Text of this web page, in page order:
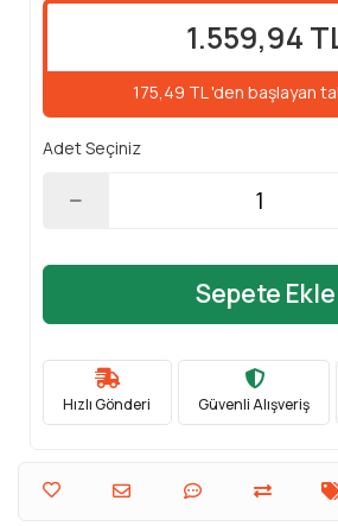
1.559,94
175,49 TL 'den başlayan
Adet Seçiniz
Sepete Ekle
Hızlı Gönderi Güvenli Alışveriş